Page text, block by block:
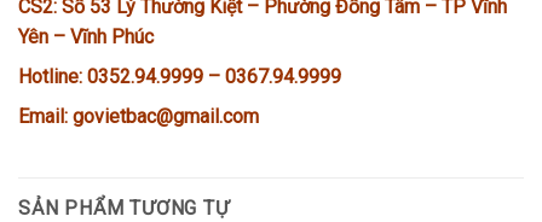
CS2: Số 53 Lý Thường Kiệt – Phường Đồng Tâm – TP Vĩnh
Yên – Vĩnh Phúc
Hotline: 0352.94.9999 – 0367.94.9999
Email: govietbac@gmail.com
SẢN PHẨM TƯƠNG TỰ